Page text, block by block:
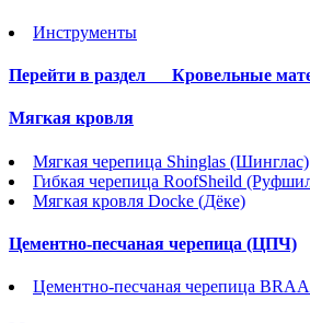
Инструменты
Перейти в раздел Кровельные
Мягкая кровля
Мягкая черепица Shinglas (Шинглас)
Гибкая черепица RoofSheild
Мягкая кровля Docke (Дёке)
Цементно-песчаная черепица (ЦПЧ)
Цементно-песчаная черепица